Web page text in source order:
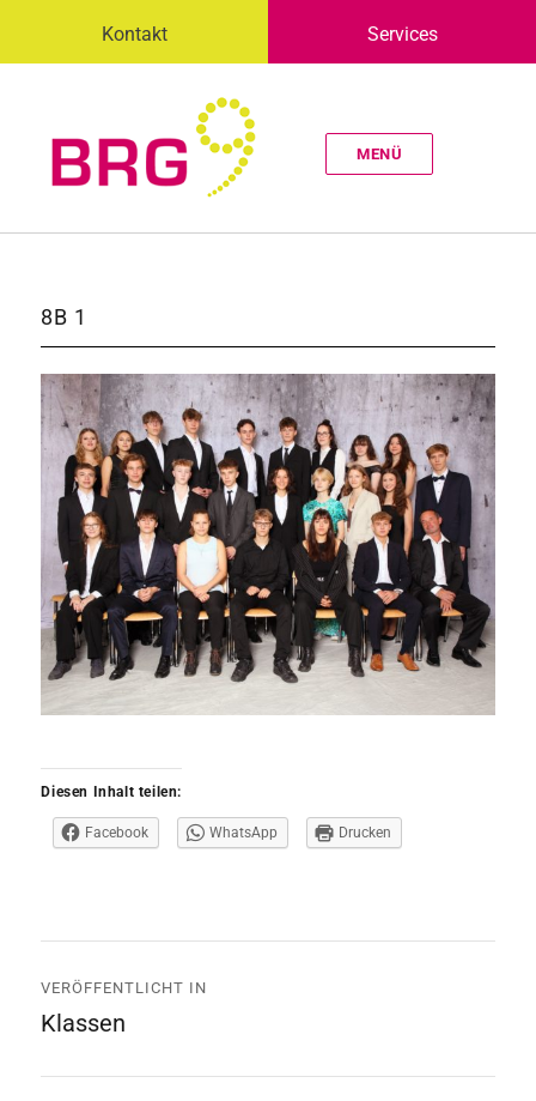
Kontakt Services
MENÜ
8B 1
Diesen Inhalt teilen:
Facebook WhatsApp Drucken
Navigation
VERÖFFENTLICHT IN
Klassen